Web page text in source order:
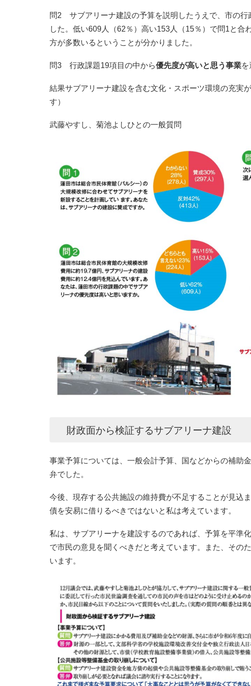
問2 サブアリーナ建設の予算を説明したうえで、市の行
した。低い609人（62％）高い153人（15％）で問1と
方が多数いるということが分かりました。
問3 行政課題19項目の中から優先度が高いと思う事業を
結果サブアリーナ建設を含む文化・スポーツ環境の充実
す）
武藤やすし、菊池よしひとの一般質問
財政面から検証するサブアリーナ建設
事業予算については、一般会計予算、国などからの補助
弁でした。
今後、現存する公共施設の維持費が不足することが見込
債を安易に借りるべきではないと私は考えています。
私は、サブアリーナを建設するのであれば、予算を平準
で市民の意見を聞くべきだと考えています。また、その
います。